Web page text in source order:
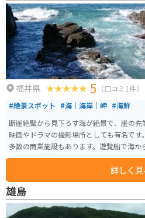
福井県 5 （口コミ1件）
#絶景スポット #海｜海岸｜岬 #海鮮
断崖絶壁から見下ろす海が絶景で、崖の先
映画やドラマの撮影場所としても有名で
多数の商業施設もあります。遊覧船で海か
にも民宿、旅館、食堂、道の駅、景勝も
と合わせて訪れることをオススメします。
詳しく見
雄島